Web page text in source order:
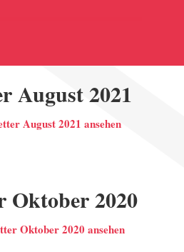
August 2021
August 2021 ansehen
Oktober 2020
Oktober 2020 ansehen